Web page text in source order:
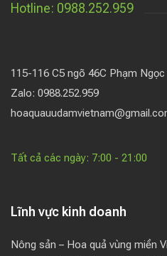
Hotline: 0988.252.959
115-116 C5 ngõ 46C Phạm
Zalo: 0988.252.959
Tất cả các ngày: 7:00 - 21:00
Lĩnh vực kinh doanh
Nông sản – Hoa quả vùng miền